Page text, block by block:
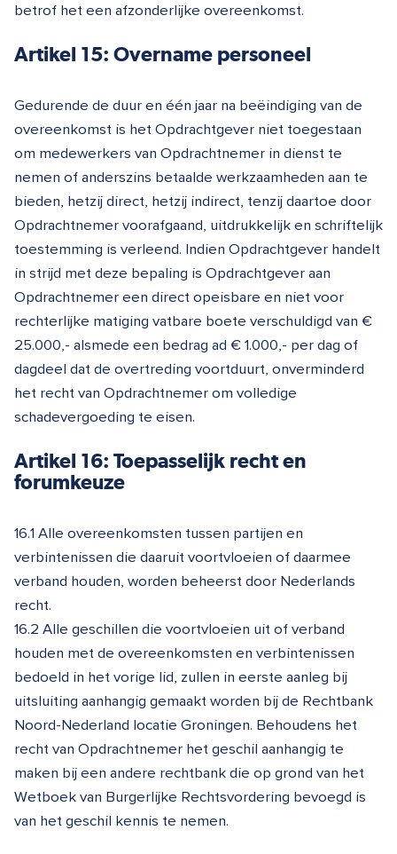
betrof het een afzonderlijke overeenkomst.
Artikel 15: Overname personeel
Gedurende de duur en één jaar na beëindiging van de
overeenkomst is het Opdrachtgever niet toegestaan
om medewerkers van Opdrachtnemer in dienst te
nemen of anderszins betaalde werkzaamheden aan te
bieden, hetzij direct, hetzij indirect, tenzij daartoe door
Opdrachtnemer voorafgaand, uitdrukkelijk en schriftelijk
toestemming is verleend. Indien Opdrachtgever handelt
in strijd met deze bepaling is Opdrachtgever aan
Opdrachtnemer een direct opeisbare en niet voor
rechterlijke matiging vatbare boete verschuldigd van €
25.000,- alsmede een bedrag ad € 1.000,- per dag of
dagdeel dat de overtreding voortduurt, onverminderd
het recht van Opdrachtnemer om volledige
schadevergoeding te eisen.
Artikel 16: Toepasselijk recht en
forumkeuze
16.1 Alle overeenkomsten tussen partijen en
verbintenissen die daaruit voortvloeien of daarmee
verband houden, worden beheerst door Nederlands
recht.
16.2 Alle geschillen die voortvloeien uit of verband
houden met de overeenkomsten en verbintenissen
bedoeld in het vorige lid, zullen in eerste aanleg bij
uitsluiting aanhangig gemaakt worden bij de Rechtbank
Noord-Nederland locatie Groningen. Behoudens het
recht van Opdrachtnemer het geschil aanhangig te
maken bij een andere rechtbank die op grond van het
Wetboek van Burgerlijke Rechtsvordering bevoegd is
van het geschil kennis te nemen.